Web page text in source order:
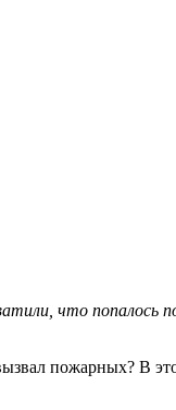
что попалось
пожарных? В